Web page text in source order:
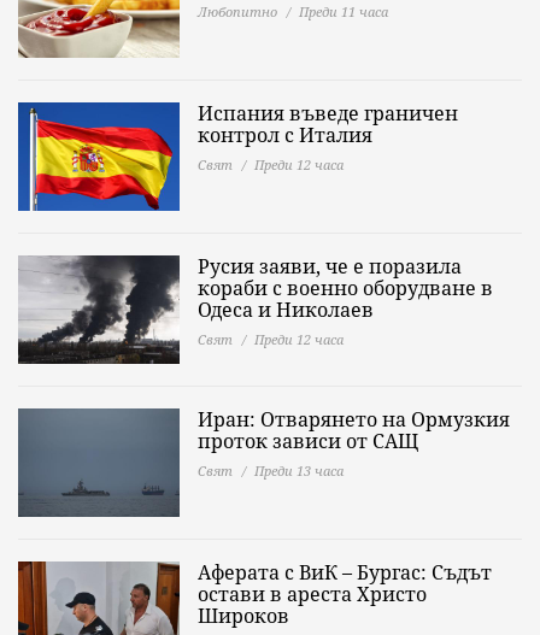
Любопитно Преди 11 часа
Испания въведе граничен
контрол с Италия
Свят Преди 12 часа
Русия заяви, че е поразила
кораби с военно оборудване в
Одеса и Николаев
Свят Преди 12 часа
Иран: Отварянето на Ормузкия
проток зависи от САЩ
Свят Преди 13 часа
Аферата с ВиК – Бургас: Съдът
остави в ареста Христо
Широков